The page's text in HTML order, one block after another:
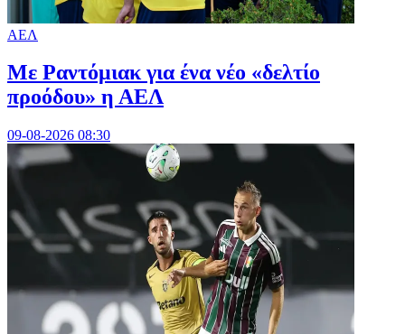
ΑΕΛ
Με Ραντόμιακ για ένα νέο «δελτίο
προόδου» η ΑΕΛ
09-08-2026 08:30